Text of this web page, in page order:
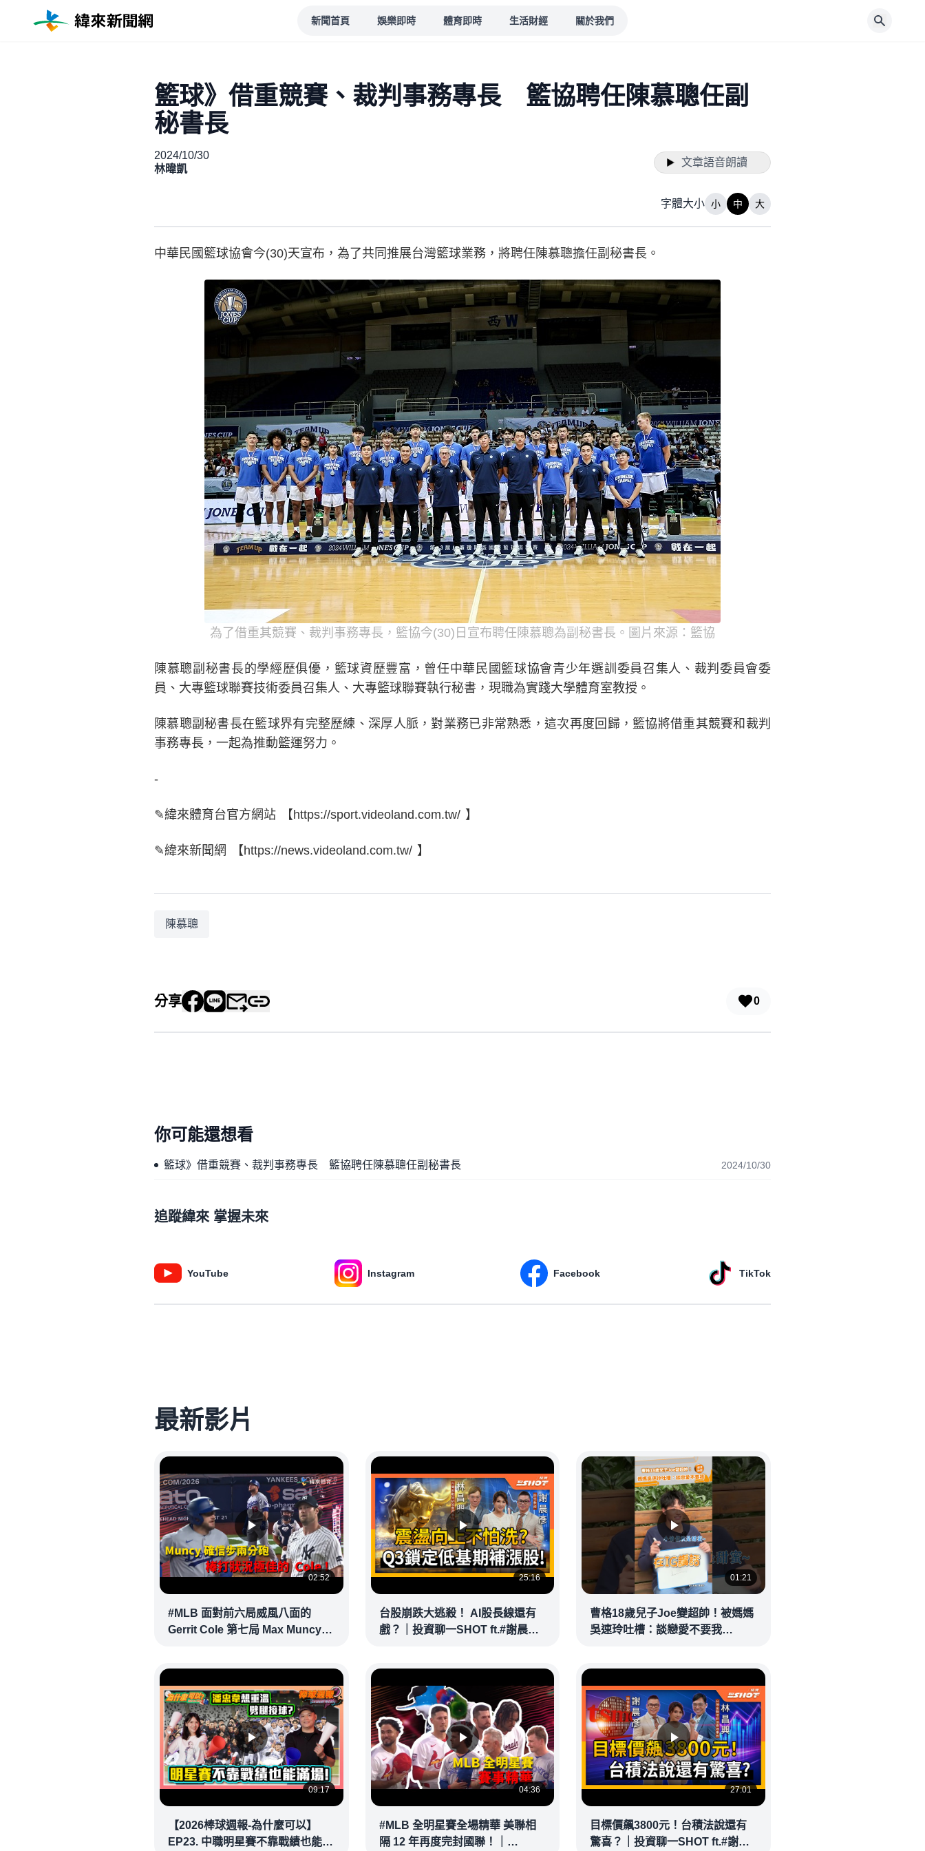
新聞首頁 娛樂即時 體育即時 生活財經 關於我們
籃球》借重競賽、裁判事務專長 籃協聘任陳慕聰任副
秘書長
2024/10/30
林暐凱
文章語音朗讀
字體大小 小 中 大
中華民國籃球協會今(30)天宣布，為了共同推展台灣籃球業務，將聘任陳慕聰擔任副秘書長。
為了借重其競賽、裁判事務專長，籃協今(30)日宣布聘任陳慕聰為副秘書長。圖片來源：籃協
陳慕聰副秘書長的學經歷俱優，籃球資歷豐富，曾任中華民國籃球協會青少年選訓委員召集人、裁判委員會委
員、大專籃球聯賽技術委員召集人、大專籃球聯賽執行秘書，現職為實踐大學體育室教授。
陳慕聰副秘書長在籃球界有完整歷練、深厚人脈，對業務已非常熟悉，這次再度回歸，籃協將借重其競賽和裁判
事務專長，一起為推動籃運努力。
-
✎緯來體育台官方網站 【https://sport.videoland.com.tw/ 】
✎緯來新聞網 【https://news.videoland.com.tw/ 】
陳慕聰
分享 0
你可能還想看
籃球》借重競賽、裁判事務專長 籃協聘任陳慕聰任副秘書長 2024/10/30
追蹤緯來 掌握未來
YouTube Instagram Facebook TikTok
最新影片
02:52
#MLB 面對前六局威風八面的
Gerrit Cole 第七局 Max Muncy
25:16
台股崩跌大逃殺！ AI股長線還有
戲？｜投資聊一SHOT ft.#謝晨彥
01:21
曹格18歲兒子Joe變超帥！被媽媽
吳速玲吐槽：談戀愛不要我
09:17
【2026棒球週報-為什麼可以】
EP23. 中職明星賽不靠戰績也能滿
04:36
#MLB 全明星賽全場精華 美聯相
隔 12 年再度完封國聯！｜
27:01
目標價飆3800元！台積法說還有
驚喜？｜投資聊一SHOT ft.#謝晨